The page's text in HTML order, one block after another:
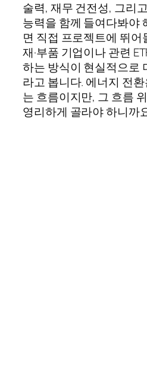
술력, 재무 건전성, 그리
능력을 함께 들여다봐야
면 직접 프로젝트에 뛰
재·부품 기업이나 관련
하는 방식이 현실적으로
라고 봅니다. 에너지 전
는 흐름이지만, 그 흐름
영리하게 골라야 하니까